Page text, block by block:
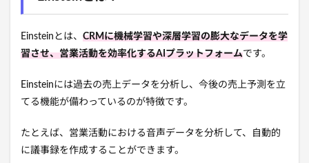
Einsteinとは、 CRMに機械学習や深層学習の膨大なデータを学
習させ、営業活動を効率化するAIプラットフォームです。
Einsteinには過去の売上データを分析し、今後の売上予測を立
てる機能が備わっているのが特徴です。
たとえば、営業活動における音声データを分析して、自動的
に議事録を作成することができます。